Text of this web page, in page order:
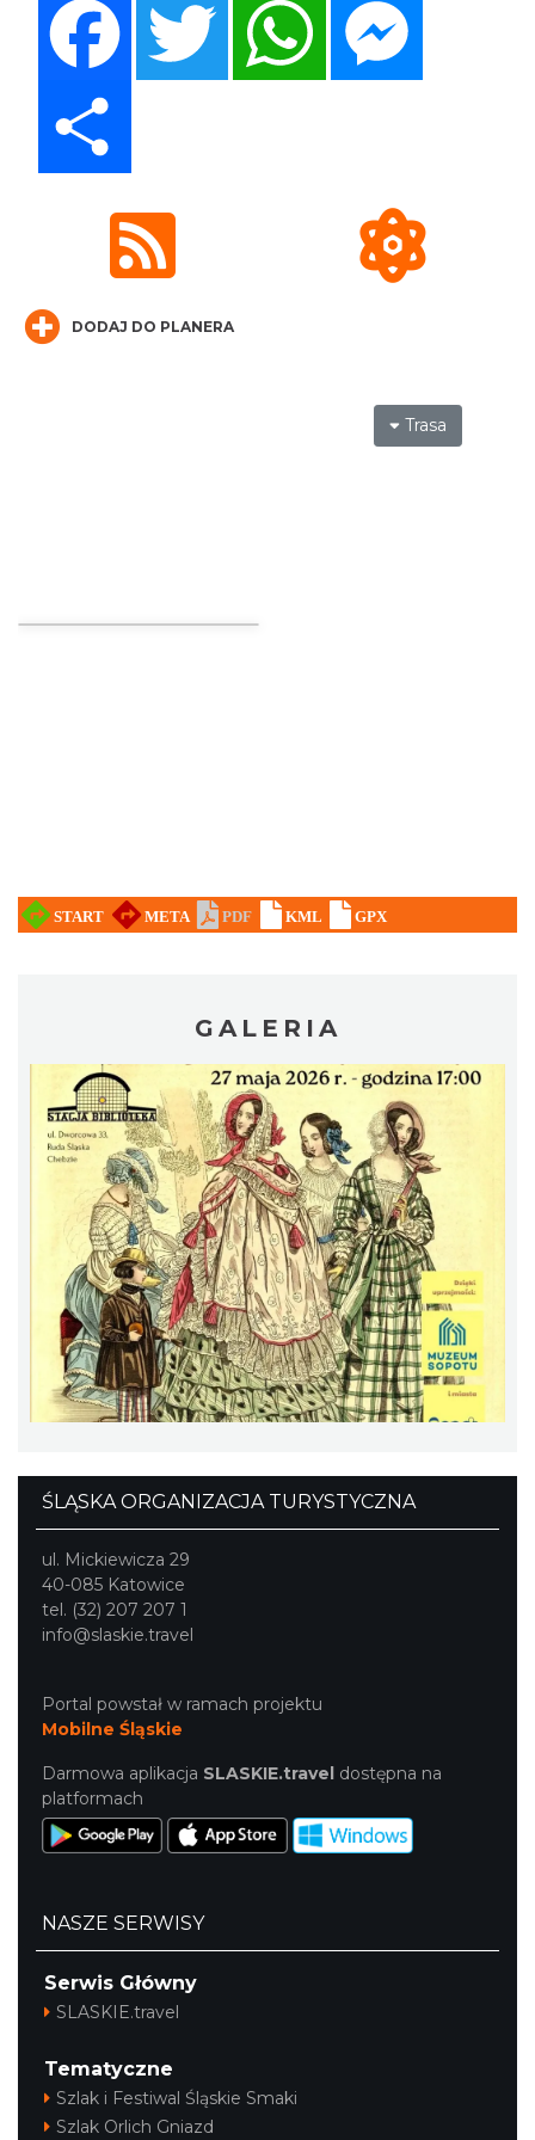
LORD OF THE DANCE - 30th Anniversary
Katowice
10.22 km
2026-12-11
CO, GDZIE, KIEDY W KATOWICACH 3-
Poland Bachaturo Festiwal
17th WORLD BRIDGE SERIES – Katowice
2026
Katowice
2026-08-20
10.30 km
Warsaw String Quartet - Jubileusz
Katowice
10.45 km
44. Rawa Blues Festival
Katowice
Henryk Miśkiewicz – 75 lat Mistrza i Goście
Katowice
DODAJ DO PLANERA
Trasa
GALERIA
ŚLĄSKA ORGANIZACJA TURYSTYCZNA
ul. Mickiewicza 29
40-085 Katowice
tel. (32) 207 207 1
info@slaskie.travel
Portal powstał w ramach projektu
Mobilne Śląskie
Darmowa aplikacja SLASKIE.travel dostępna na
platformach
NASZE SERWISY
Serwis Główny
SLASKIE.travel
Tematyczne
Szlak i Festiwal Śląskie Smaki
Szlak Orlich Gniazd